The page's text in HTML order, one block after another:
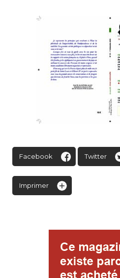
Facebook Twitter
Imprimer